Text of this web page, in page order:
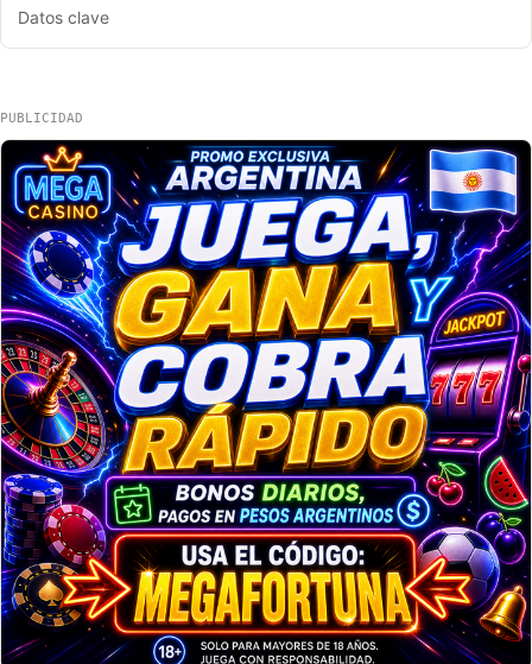
Datos clave
PUBLICIDAD